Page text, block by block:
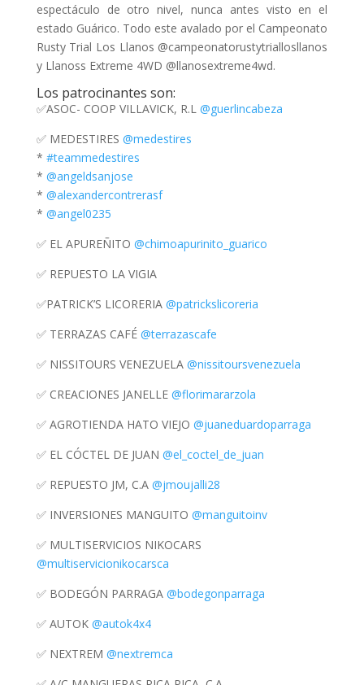
espectáculo de otro nivel, nunca antes visto en el
estado Guárico. Todo este avalado por el Campeonato
Rusty Trial Los Llanos @campeonatorustytriallosllanos
y Llanoss Extreme 4WD @llanosextreme4wd.
Los patrocinantes son:
✅ASOC- COOP VILLAVICK, R.L @guerlincabeza
✅ MEDESTIRES @medestires
* #teammedestires
* @angeldsanjose
* @alexandercontrerasf
* @angel0235
✅ EL APUREÑITO @chimoapurinito_guarico
✅ REPUESTO LA VIGIA
✅PATRICK’S LICORERIA @patrickslicoreria
✅ TERRAZAS CAFÉ @terrazascafe
✅ NISSITOURS VENEZUELA @nissitoursvenezuela
✅ CREACIONES JANELLE @florimararzola
✅ AGROTIENDA HATO VIEJO @juaneduardoparraga
✅ EL CÓCTEL DE JUAN @el_coctel_de_juan
✅ REPUESTO JM, C.A @jmoujalli28
✅ INVERSIONES MANGUITO @manguitoinv
✅ MULTISERVICIOS NIKOCARS
@multiservicionikocarsca
✅ BODEGÓN PARRAGA @bodegonparraga
✅ AUTOK @autok4x4
✅ NEXTREM @nextremca